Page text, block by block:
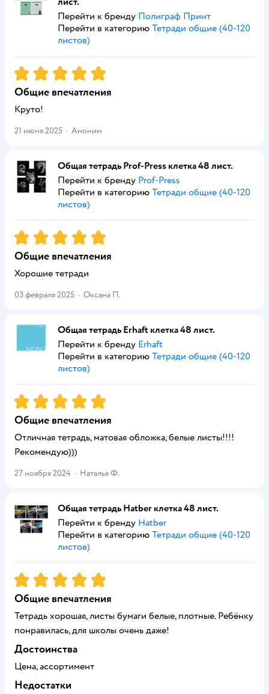
Перейти к бренду Полиграф Принт
Перейти в категорию Тетради общие (40-120
листов)
Рейтинг:5
Общие впечатления
Круто!
21 июня 2025 · Аноним
Общая тетрадь Prof-Press клетка 48 лист.
Перейти к бренду Prof-Press
Перейти в категорию Тетради общие (40-120
листов)
Рейтинг:5
Общие впечатления
Хорошие тетради
03 февраля 2025 · Оксана П.
Общая тетрадь Erhaft клетка 48 лист.
Перейти к бренду Erhaft
Перейти в категорию Тетради общие (40-120
листов)
Рейтинг:5
Общие впечатления
Отличная тетрадь, матовая обложка, белые листы!!!!
Рекомендую)))
27 ноября 2024 · Наталья Ф.
Общая тетрадь Hatber клетка 48 лист.
Перейти к бренду Hatber
Перейти в категорию Тетради общие (40-120
листов)
Рейтинг:5
Общие впечатления
Тетрадь хорошая, листы бумаги белые, плотные. Ребёнку
понравилась, для школы очень даже!
Достоинства
Цена, ассортимент
Недостатки